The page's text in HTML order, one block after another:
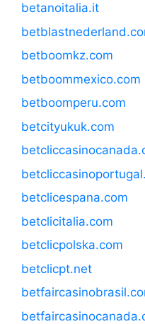
betanoitalia.it
betboomkz.com
betboommexico.com
betboomperu.com
betcityukuk.com
betclicespana.com
betclicitalia.com
betclicpolska.com
betclicpt.net